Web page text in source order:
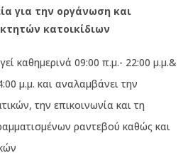
για την οργάνωση και
κατοικίδιων
καθημερινά 09:00 π.μ.- 22:00 μ.μ.&
μ.μ. και αναλαμβάνει την
την επικοινωνία και τη
ραντεβού καθώς και